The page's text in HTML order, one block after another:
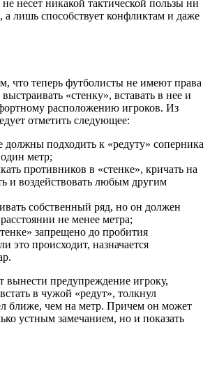
несет никакой тактической пользы ни
а лишь способствует конфликтам и даже
что теперь футболисты не имеют права
«стенку», вставать в нее и
расположению игроков. Из
отметить следующее:
должны подходить к «редуту» соперника
метр;
противников в «стенке», кричать на
и воздействовать любым другим
собственный ряд, но он должен
не менее метра;
запрещено до пробития
это происходит, назначается
вынести предупреждение игроку,
в чужой «редут», толкнул
ближе, чем на метр. Причем он может
устным замечанием, но и показать